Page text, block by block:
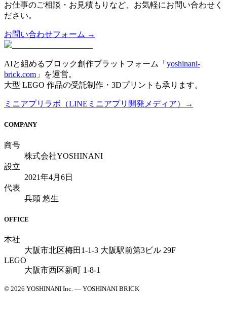
お仕事のご相談・お見積もりなど、お気軽にお問い合わせく
ださい。
お問い合わせフォーム →
AIと組めるブロック創作プラットフォーム「 yoshinani-
brick.com 」を運営。
大型 LEGO 作品の受託制作・3Dプリントも承ります。
ミニアプリラボ（LINEミニアプリ開発メディア）→
COMPANY
商号
株式会社YOSHINANI
設立
2021年4月6日
代表
兵頭 悠生
OFFICE
本社
大阪市北区梅田1-1-3 大阪駅前第3ビル 29F
LEGO
大阪市西区新町 1-8-1
© 2026 YOSHINANI Inc. — YOSHINANI BRICK